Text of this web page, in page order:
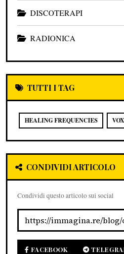
DISCOTERAPI
RADIONICA
TUTTI I TAG
HEALING FREQUENCIES
CONDIVIDI ARTICOLO
Condividi questo articolo sui social
FACEBOOK